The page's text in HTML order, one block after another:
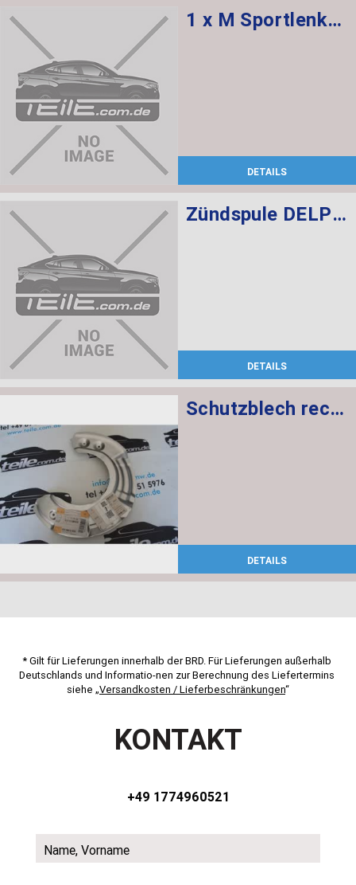
1 x M Sportlenkrad Airbag Leder Steptronic, 1 x Abdeckung M Lenkrad schwarz Multif., 1 x Schalter Multifunktionslenkrad
DETAILS
Zündspule DELPHI
DETAILS
Schutzblech rechts
DETAILS
* Gilt für Lieferungen innerhalb der BRD. Für Lieferungen außerhalb
Deutschlands und Informatio-nen zur Berechnung des Liefertermins
siehe „Versandkosten / Lieferbeschränkungen“
KONTAKT
+49 1774960521
Name, Vorname